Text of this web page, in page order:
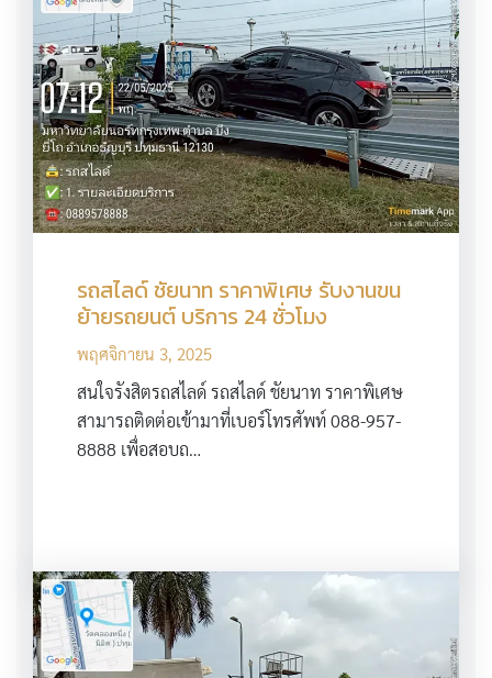
รถสไลด์ ชัยนาท ราคาพิเศษ รับงานขน
ย้ายรถยนต์ บริการ 24 ชั่วโมง
พฤศจิกายน 3, 2025
สนใจรังสิตรถสไลด์ รถสไลด์ ชัยนาท ราคาพิเศษ
สามารถติดต่อเข้ามาที่เบอร์โทรศัพท์ 088-957-
8888 เพื่อสอบถ…